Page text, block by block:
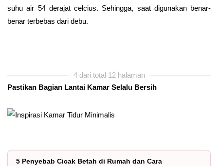
suhu air 54 derajat celcius. Sehingga, saat digunakan benar-
benar terbebas dari debu.
4 dari total 12 halaman
Pastikan Bagian Lantai Kamar Selalu Bersih
5 Penyebab Cicak Betah di Rumah dan Cara